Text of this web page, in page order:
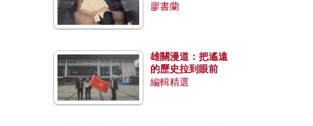
廖書蘭
雄關漫道：把遙遠
的歷史拉到眼前
編輯精選